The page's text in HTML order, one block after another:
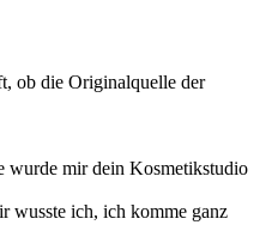
ob die Originalquelle der
wurde mir dein Kosmetikstudio
wusste ich, ich komme ganz